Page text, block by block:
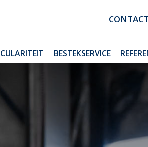
CONTACT
BESTEKSERVICE